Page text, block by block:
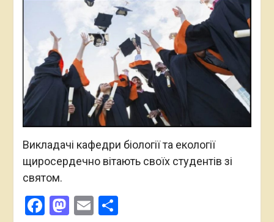
Викладачі кафедри біології та екології
щиросердечно вітають своїх студентів зі
святом.
Facebook
Mastodon
EmailПоділитися